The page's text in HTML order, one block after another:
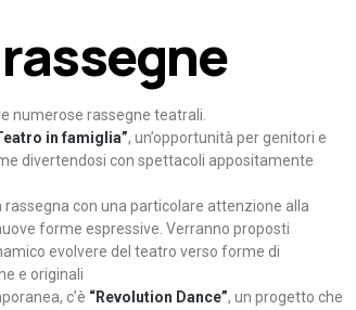
numerose rassegne teatrali.
in famiglia”, un’opportunità per genitori e
divertendosi con spettacoli appositamente
rassegna con una particolare attenzione alla
forme espressive. Verranno proposti
evolvere del teatro verso forme di
e originali
c’è “Revolution Dance”, un progetto che